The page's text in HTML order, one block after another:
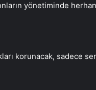
yönetiminde
korunacak, sadece